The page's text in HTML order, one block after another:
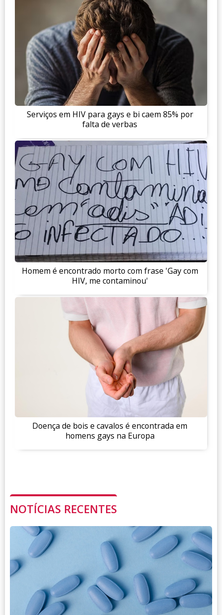
Serviços em HIV para gays e bi caem 85% por
falta de verbas
Homem é encontrado morto com frase 'Gay com
HIV, me contaminou'
Doença de bois e cavalos é encontrada em
homens gays na Europa
NOTÍCIAS RECENTES